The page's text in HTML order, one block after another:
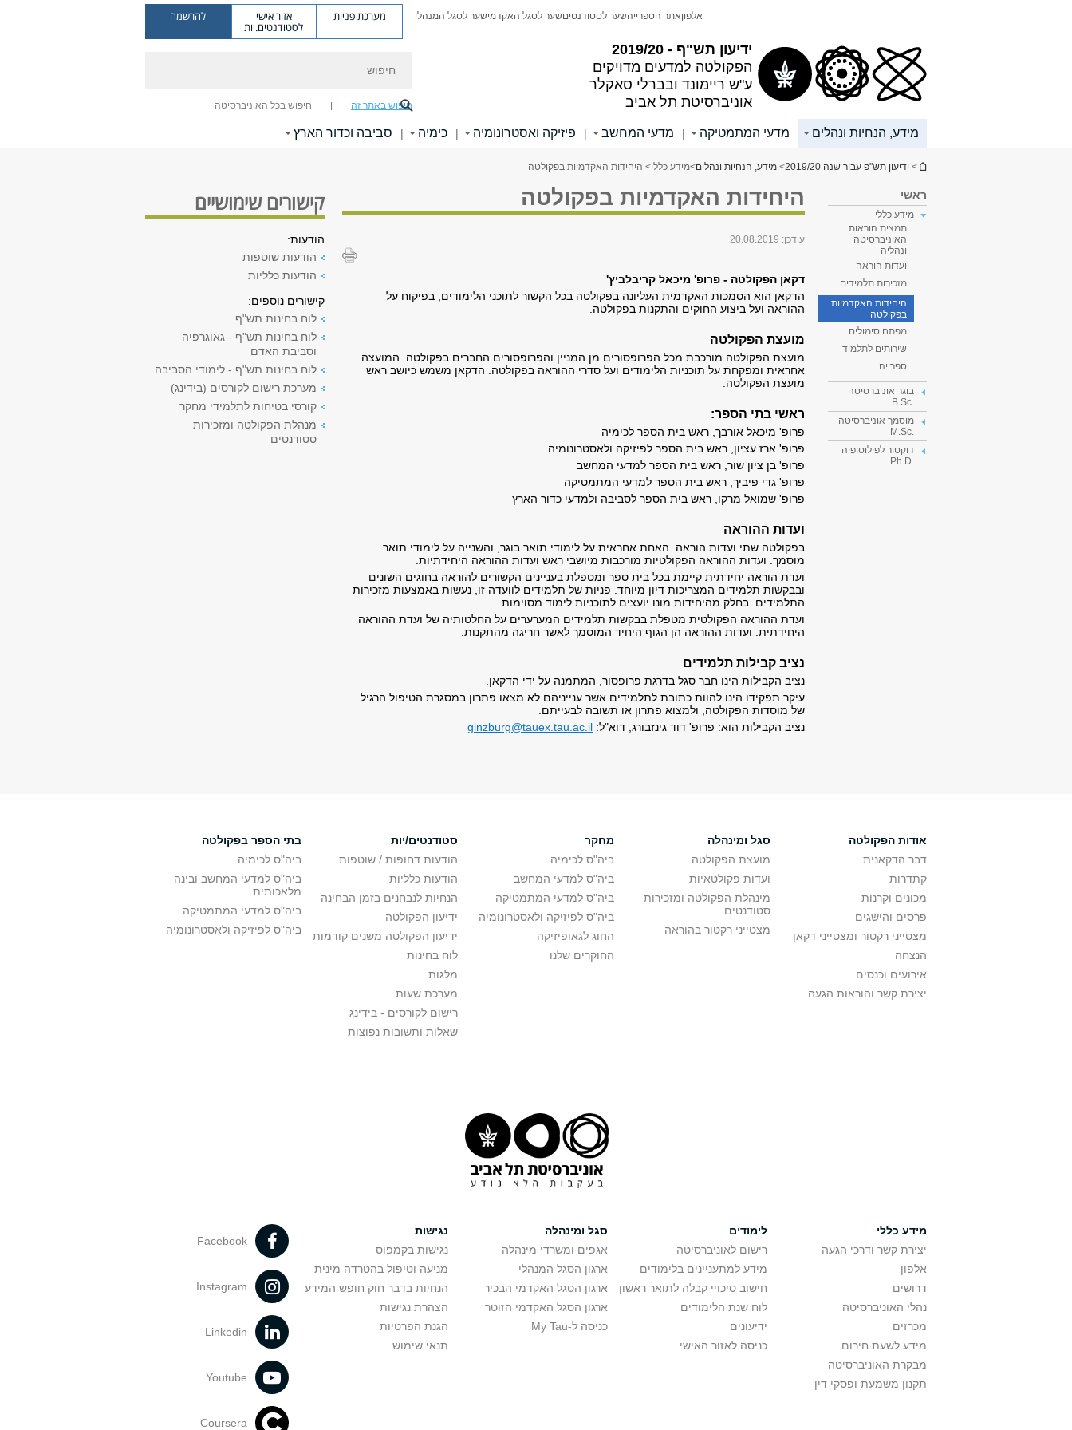
ידיעון תש"ף - 2019/20
הפקולטה למדעים מדויקים
ע"ש ריימונד ובברלי סאקלר
אוניברסיטת תל אביב
אלפוןאתר הספרייהשער לסטודנטיםשער לסגל האקדמישער לסגל המנהלי מערכת פניות אזור אישי
לסטודנטים.יות
להרשמה
חיפוש באתר זה חיפוש בכל האוניברסיטה
מידע, הנחיות ונהלים מדעי המתמטיקה | מדעי המחשב | פיזיקה ואסטרונומיה | כימיה | סביבה וכדור הארץ
הינך נמצא כאן
> ידיעון תש"פ עבור שנה 2019/20 > מידע, הנחיות ונהלים>מידע כללי> היחידות האקדמיות בפקולטה
ראשי
מידע כללי
תמצית הוראות
האוניברסיטה
ונהליה
ועדות הוראה
מזכירות תלמידים
היחידות האקדמיות
בפקולטה
מפתח סימולים
שירותים לתלמיד
ספרייה
בוגר אוניברסיטה
.B.Sc
מוסמך אוניברסיטה
.M.Sc
דוקטור לפילוסופיה
.Ph.D
היחידות האקדמיות בפקולטה
עודכן: 20.08.2019
דקאן הפקולטה - פרופ' מיכאל קריבלביץ'
הדקאן הוא הסמכות האקדמית העליונה בפקולטה בכל הקשור לתוכני הלימודים, בפיקוח על
ההוראה ועל ביצוע החוקים והתקנות בפקולטה.
מועצת הפקולטה
מועצת הפקולטה מורכבת מכל הפרופסורים מן המניין והפרופסורים החברים בפקולטה. המועצה
אחראית ומפקחת על תוכניות הלימודים ועל סדרי ההוראה בפקולטה. הדקאן משמש כיושב ראש
מועצת הפקולטה.
ראשי בתי הספר:
פרופ' מיכאל אורבך, ראש בית הספר לכימיה
פרופ' ארז עציון, ראש בית הספר לפיזיקה ולאסטרונומיה
פרופ' בן ציון שור, ראש בית הספר למדעי המחשב
פרופ' גדי פיביך, ראש בית הספר למדעי המתמטיקה
פרופ' שמואל מרקו, ראש בית הספר לסביבה ולמדעי כדור הארץ
ועדות ההוראה
בפקולטה שתי ועדות הוראה. האחת אחראית על לימודי תואר בוגר, והשנייה על לימודי תואר
מוסמך. ועדות ההוראה הפקולטיות מורכבות מיושבי ראש ועדות ההוראה היחידתיות.
ועדת הוראה יחידתית קיימת בכל בית ספר ומטפלת בעניינים הקשורים להוראה בחוגים השונים
ובבקשות תלמידים המצריכות דיון מיוחד. פניות של תלמידים לוועדה זו, נעשות באמצעות מזכירות
התלמידים. בחלק מהיחידות מונו יועצים לתוכניות לימוד מסוימות.
ועדת ההוראה הפקולטית מטפלת בבקשות תלמידים המערערים על החלטותיה של ועדת ההוראה
היחידתית. ועדות ההוראה הן הגוף היחיד המוסמך לאשר חריגה מהתקנות.
נציב קבילות תלמידים
נציב הקבילות הינו חבר סגל בדרגת פרופסור, המתמנה על ידי הדקאן.
עיקר תפקידו הינו להוות כתובת לתלמידים אשר ענייניהם לא מצאו פתרון במסגרת הטיפול הרגיל
של מוסדות הפקולטה, ולמצוא פתרון או תשובה לבעייתם.
נציב הקבילות הוא: פרופ' דוד גינזבורג, דוא"ל: ginzburg@tauex.tau.ac.il
קישורים שימושיים
הודעות:
הודעות שוטפות
הודעות כלליות
קישורים נוספים:
לוח בחינות תש"ף
לוח בחינות תש"ף - גאוגרפיה
וסביבת האדם
לוח בחינות תש"ף - לימודי הסביבה
מערכת רישום לקורסים (בידינג)
קורסי בטיחות לתלמידי מחקר
מנהלת הפקולטה ומזכירות
סטודנטים
אודות הפקולטה
דבר הדקאנית
קתדרות
מכונים וקרנות
פרסים והישגים
מצטייני רקטור ומצטייני דקאן
הנצחה
אירועים וכנסים
יצירת קשר והוראות הגעה
סגל ומינהלה
מועצת הפקולטה
ועדות פקולטאיות
מינהלת הפקולטה ומזכירות
סטודנטים
מצטייני רקטור בהוראה
מחקר
ביה"ס לכימיה
ביה"ס למדעי המחשב
ביה"ס למדעי המתמטיקה
ביה"ס לפיזיקה ולאסטרונומיה
החוג לגאופיזיקה
החוקרים שלנו
סטודנטים/יות
הודעות דחופות / שוטפות
הודעות כלליות
הנחיות לנבחנים בזמן הבחינה
ידיעון הפקולטה
ידיעון הפקולטה משנים קודמות
לוח בחינות
מלגות
מערכת שעות
רישום לקורסים - בידינג
שאלות ותשובות נפוצות
בתי הספר בפקולטה
ביה"ס לכימיה
ביה"ס למדעי המחשב ובינה
מלאכותית
ביה"ס למדעי המתמטיקה
ביה"ס לפיזיקה ולאסטרונומיה
מידע כללי
יצירת קשר ודרכי הגעה
אלפון
דרושים
נהלי האוניברסיטה
מכרזים
מידע לשעת חירום
מבקרת האוניברסיטה
תקנון משמעת ופסקי דין
לימודים
רישום לאוניברסיטה
מידע למתעניינים בלימודים
חישוב סיכויי קבלה לתואר ראשון
לוח שנת הלימודים
ידיעונים
כניסה לאזור האישי
סגל ומינהלה
אגפים ומשרדי מינהלה
ארגון הסגל המנהלי
ארגון הסגל האקדמי הבכיר
ארגון הסגל האקדמי הזוטר
כניסה ל-My Tau
נגישות
נגישות בקמפוס
מניעה וטיפול בהטרדה מינית
הנחיות בדבר חוק חופש המידע
הצהרת נגישות
הגנת הפרטיות
תנאי שימוש
Facebook
Instagram
Linkedin
Youtube
Coursera